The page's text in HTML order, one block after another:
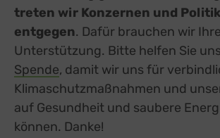
treten wir Konzernen und
entgegen. Dafür brauchen wir Ihre
Unterstützung. Bitte helfen Sie
Spende, damit wir uns für
Klimaschutzmaßnahmen und
auf Gesundheit und saubere
können. Danke!
Google Ireland Limited, Irland
Open Street Map
Spotteron GmbH, Österreich
Typeform
TYPEFORM S.L., Spanien
Vimeo
Vimeo Inc., USA